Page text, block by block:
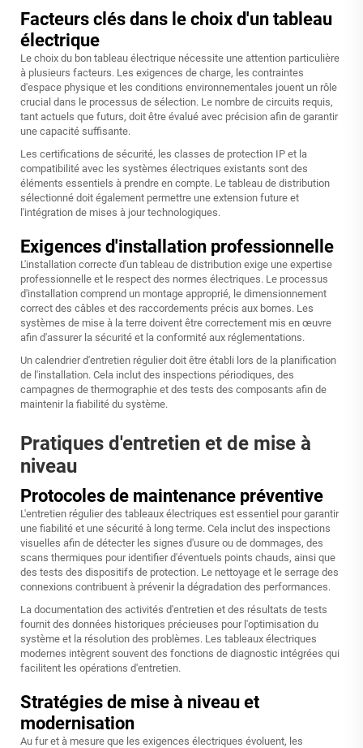
Facteurs clés dans le choix d'un tableau
électrique
Le choix du bon tableau électrique nécessite une attention particulière
à plusieurs facteurs. Les exigences de charge, les contraintes
d'espace physique et les conditions environnementales jouent un rôle
crucial dans le processus de sélection. Le nombre de circuits requis,
tant actuels que futurs, doit être évalué avec précision afin de garantir
une capacité suffisante.
Les certifications de sécurité, les classes de protection IP et la
compatibilité avec les systèmes électriques existants sont des
éléments essentiels à prendre en compte. Le tableau de distribution
sélectionné doit également permettre une extension future et
l'intégration de mises à jour technologiques.
Exigences d'installation professionnelle
L'installation correcte d'un tableau de distribution exige une expertise
professionnelle et le respect des normes électriques. Le processus
d'installation comprend un montage approprié, le dimensionnement
correct des câbles et des raccordements précis aux bornes. Les
systèmes de mise à la terre doivent être correctement mis en œuvre
afin d'assurer la sécurité et la conformité aux réglementations.
Un calendrier d'entretien régulier doit être établi lors de la planification
de l'installation. Cela inclut des inspections périodiques, des
campagnes de thermographie et des tests des composants afin de
maintenir la fiabilité du système.
Pratiques d'entretien et de mise à
niveau
Protocoles de maintenance préventive
L'entretien régulier des tableaux électriques est essentiel pour garantir
une fiabilité et une sécurité à long terme. Cela inclut des inspections
visuelles afin de détecter les signes d'usure ou de dommages, des
scans thermiques pour identifier d'éventuels points chauds, ainsi que
des tests des dispositifs de protection. Le nettoyage et le serrage des
connexions contribuent à prévenir la dégradation des performances.
La documentation des activités d'entretien et des résultats de tests
fournit des données historiques précieuses pour l'optimisation du
système et la résolution des problèmes. Les tableaux électriques
modernes intègrent souvent des fonctions de diagnostic intégrées qui
facilitent les opérations d'entretien.
Stratégies de mise à niveau et
modernisation
Au fur et à mesure que les exigences électriques évoluent, les